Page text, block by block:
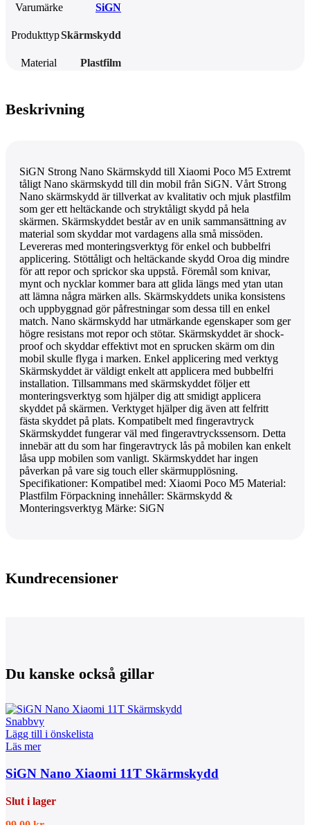
Varumärke SiGN
ProdukttypSkärmskydd
Material Plastfilm
Beskrivning
SiGN Strong Nano Skärmskydd till Xiaomi Poco M5 Extremt
tåligt Nano skärmskydd till din mobil från SiGN. Vårt Strong
Nano skärmskydd är tillverkat av kvalitativ och mjuk plastfilm
som ger ett heltäckande och stryktåligt skydd på hela
skärmen. Skärmskyddet består av en unik sammansättning av
material som skyddar mot vardagens alla små missöden.
Levereras med monteringsverktyg för enkel och bubbelfri
applicering. Stöttåligt och heltäckande skydd Oroa dig mindre
för att repor och sprickor ska uppstå. Föremål som knivar,
mynt och nycklar kommer bara att glida längs med ytan utan
att lämna några märken alls. Skärmskyddets unika konsistens
och uppbyggnad gör påfrestningar som dessa till en enkel
match. Nano skärmskydd har utmärkande egenskaper som ger
högre resistans mot repor och stötar. Skärmskyddet är shock-
proof och skyddar effektivt mot en sprucken skärm om din
mobil skulle flyga i marken. Enkel applicering med verktyg
Skärmskyddet är väldigt enkelt att applicera med bubbelfri
installation. Tillsammans med skärmskyddet följer ett
monteringsverktyg som hjälper dig att smidigt applicera
skyddet på skärmen. Verktyget hjälper dig även att felfritt
fästa skyddet på plats. Kompatibelt med fingeravtryck
Skärmskyddet fungerar väl med fingeravtryckssensorn. Detta
innebär att du som har fingeravtryck lås på mobilen kan enkelt
låsa upp mobilen som vanligt. Skärmskyddet har ingen
påverkan på vare sig touch eller skärmupplösning.
Specifikationer: Kompatibel med: Xiaomi Poco M5 Material:
Plastfilm Förpackning innehåller: Skärmskydd &
Monteringsverktyg Märke: SiGN
Kundrecensioner
Du kanske också gillar
Snabbvy
Lägg till i önskelista
Läs mer
SiGN Nano Xiaomi 11T Skärmskydd
Slut i lager